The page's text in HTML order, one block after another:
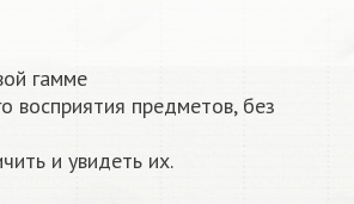
гамме
восприятия предметов, без
и увидеть их.